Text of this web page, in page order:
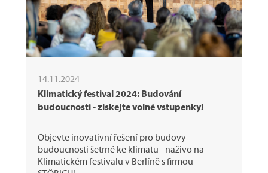
14.11.2024
Klimatický festival 2024: Budování
budoucnosti - získejte volné vstupenky!
Objevte inovativní řešení pro budovy
budoucnosti šetrné ke klimatu - naživo na
Klimatickém festivalu v Berlíně s firmou